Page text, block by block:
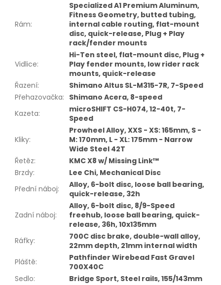
Rám:
Specialized A1 Premium Aluminum,
Fitness Geometry, butted tubing,
internal cable routing, flat-mount
disc, quick-release, Plug + Play
rack/fender mounts
Vidlice:
Hi-Ten steel, flat-mount disc, Plug +
Play fender mounts, low rider rack
mounts, quick-release
Řazení:
Shimano Altus SL-M315-7R, 7-Speed
Přehazovačka: Shimano Acera, 8-speed
Kazeta:
microSHIFT CS-H074, 12-40t, 7-
Speed
Kliky:
Prowheel Alloy, XXS - XS: 165mm, S -
M: 170mm, L - XL: 175mm - Narrow
Wide Steel 42T
Řetěz:
KMC X8 w/ Missing Link™
Brzdy:
Lee Chi, Mechanical Disc
Přední náboj:
Alloy, 6-bolt disc, loose ball bearing,
quick-release, 32h
Zadní náboj:
Alloy, 6-bolt disc, 8/9-Speed
freehub, loose ball bearing, quick-
release, 36h, 10x135mm
Ráfky:
700C disc brake, double-wall alloy,
22mm depth, 21mm internal width
Pláště:
Pathfinder Wirebead Fast Gravel
700X40C
Sedlo:
Bridge Sport, Steel rails, 155/143mm